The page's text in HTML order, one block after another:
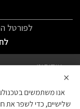
לפורטל
אודותינו
הצהרת נגישות
×
אנו משתמשים
שלישיים, כדי לשפר את